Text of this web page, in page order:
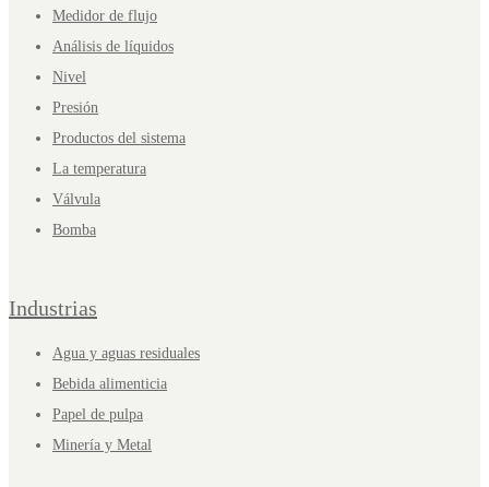
Medidor de flujo
Análisis de líquidos
Nivel
Presión
Productos del sistema
La temperatura
Válvula
Bomba
Industrias
Agua y aguas residuales
Bebida alimenticia
Papel de pulpa
Minería y Metal